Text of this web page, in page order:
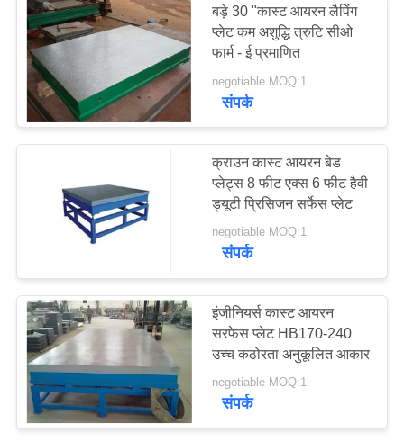
करे
साइटमैप
PRIVACY
POLICY
बड़े 30 "कास्ट आयरन लैपिंग
प्लेट कम अशुद्धि त्रुटि सीओ
फार्म - ई प्रमाणित
negotiable MOQ:1
संपर्क
क्राउन कास्ट आयरन बेड
प्लेट्स 8 फीट एक्स 6 फीट हैवी
ड्यूटी प्रिसिजन सर्फेस प्लेट
negotiable MOQ:1
संपर्क
इंजीनियर्स कास्ट आयरन
सरफेस प्लेट HB170-240
उच्च कठोरता अनुकूलित आकार
negotiable MOQ:1
संपर्क